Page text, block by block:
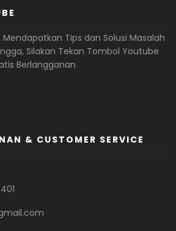
Tips dan Solusi Masalah
Silakan Tekan Tombol Youtube
Berlangganan
& CUSTOMER SERVICE